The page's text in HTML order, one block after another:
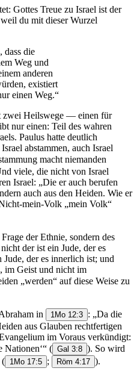
Gottes Treue zu Israel ist der
du mit dieser Wurzel
dass die
Weg und
anderen
existiert
einen Weg.“
zwei Heilswege — einen für
nur einen: Teil des wahren
Paulus hatte deutlich
abstammen, auch Israel
macht niemanden
viele, die nicht von Israel
Israel: „Die er auch berufen
auch aus den Heiden. Wie er
mein-Volk „mein Volk“
der Ethnie, sondern des
der ist ein Jude, der es
der es innerlich ist; und
im Geist und nicht im
„werden“ auf diese Weise zu
in 1Mo 12:3 : „Da die
aus Glauben rechtfertigen
im Voraus verkündigt:
Nationen‘“ ( Gal 3:8 ). So wird
( 1Mo 17:5 ; Röm 4:17 ).